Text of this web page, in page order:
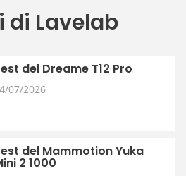
Lavelab
del Dreame T12 Pro
07/2026
del Mammotion Yuka
2 1000